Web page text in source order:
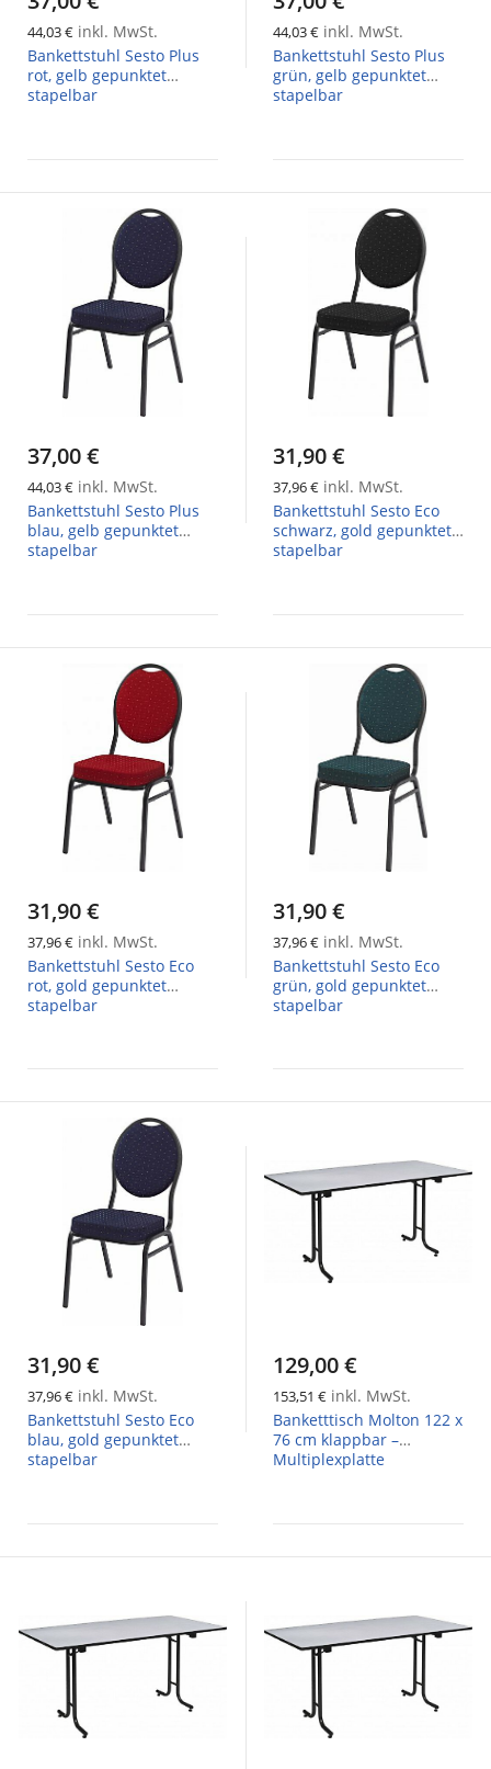
44,03 € inkl. MwSt.
Bankettstuhl Sesto Plus
rot, gelb gepunktet
stapelbar
44,03 € inkl. MwSt.
Bankettstuhl Sesto Plus
grün, gelb gepunktet
stapelbar
37,00 €
44,03 € inkl. MwSt.
Bankettstuhl Sesto Plus
blau, gelb gepunktet
stapelbar
31,90 €
37,96 € inkl. MwSt.
Bankettstuhl Sesto Eco
schwarz, gold gepunktet
stapelbar
31,90 €
37,96 € inkl. MwSt.
Bankettstuhl Sesto Eco
rot, gold gepunktet
stapelbar
31,90 €
37,96 € inkl. MwSt.
Bankettstuhl Sesto Eco
grün, gold gepunktet
stapelbar
31,90 €
37,96 € inkl. MwSt.
Bankettstuhl Sesto Eco
blau, gold gepunktet
stapelbar
129,00 €
153,51 € inkl. MwSt.
Banketttisch Molton 122 x
76 cm klappbar –
Multiplexplatte